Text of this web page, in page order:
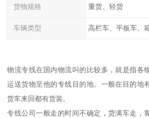
货物规格 重货、轻货
车辆类型 高栏车、平板车、
物流专线在国内物流叫的比较多，就是指各
运送货物至他的专线目的地。一般在目的地
货车来回都有货装。
专线公司一般走的时间不确定，货满车走，